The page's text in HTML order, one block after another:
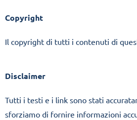
Copyright
Il copyright di tutti i contenuti di
Disclaimer
Tutti i testi e i link sono stati
sforziamo di fornire informazioni